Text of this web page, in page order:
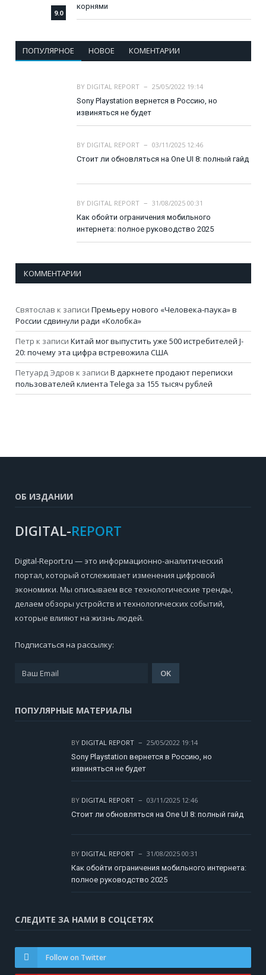
9.0
корнями
ПОПУЛЯРНОЕ НОВОЕ КОМЕНТАРИИ
BY DIGITAL REPORT
25/05/2022 19:14
Sony Playstation вернется в Россию, но
извиняться не будет
BY DIGITAL REPORT
03/11/2025 12:46
Стоит ли обновляться на One UI 8: полный гайд
BY DIGITAL REPORT
31/08/2025 00:31
Как обойти ограничения мобильного
интернета: полное руководство 2025
КОММЕНТАРИИ
Святослав к записи Премьеру нового «Человека-паука» в
России сдвинули ради «Колобка»
Петр к записи Китай мог выпустить уже 500 истребителей J-
20: почему эта цифра встревожила США
Петуард Эдров к записи В даркнете продают переписки
пользователей клиента Telega за 155 тысяч рублей
ОБ ИЗДАНИИ
DIGITAL-REPORT
Digital-Report.ru — это информационно-аналитический
портал, который отслеживает изменения цифровой
экономики. Мы описываем все технологические тренды,
делаем обзоры устройств и технологических событий,
которые влияют на жизнь людей.
Подписаться на рассылку:
ПОПУЛЯРНЫЕ МАТЕРИАЛЫ
BY DIGITAL REPORT
25/05/2022 19:14
Sony Playstation вернется в Россию, но
извиняться не будет
BY DIGITAL REPORT
03/11/2025 12:46
Стоит ли обновляться на One UI 8: полный гайд
BY DIGITAL REPORT
31/08/2025 00:31
Как обойти ограничения мобильного интернета:
полное руководство 2025
СЛЕДИТЕ ЗА НАМИ В СОЦСЕТЯХ
Follow on Twitter